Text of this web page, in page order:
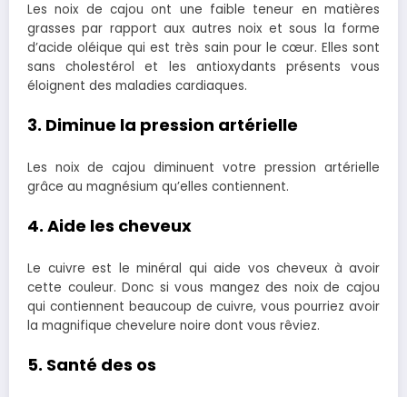
Les noix de cajou ont une faible teneur en matières
grasses par rapport aux autres noix et sous la forme
d’acide oléique qui est très sain pour le cœur. Elles sont
sans cholestérol et les antioxydants présents vous
éloignent des maladies cardiaques.
3. Diminue la pression artérielle
Les noix de cajou diminuent votre pression artérielle
grâce au magnésium qu’elles contiennent.
4. Aide les cheveux
Le cuivre est le minéral qui aide vos cheveux à avoir
cette couleur. Donc si vous mangez des noix de cajou
qui contiennent beaucoup de cuivre, vous pourriez avoir
la magnifique chevelure noire dont vous rêviez.
5. Santé des os